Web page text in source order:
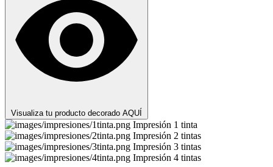
Visualiza tu producto decorado AQUÍ
Impresión 1 tinta
Impresión 2 tintas
Impresión 3 tintas
Impresión 4 tintas